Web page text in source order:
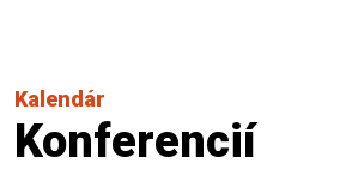
Kalendár
Konferencií